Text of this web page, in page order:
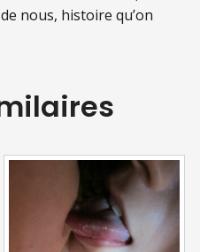
nous, histoire qu’on